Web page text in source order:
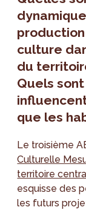
culture
du
Quels
que les
Le troisième
Culturelle
territoire
esquisse des
les futurs